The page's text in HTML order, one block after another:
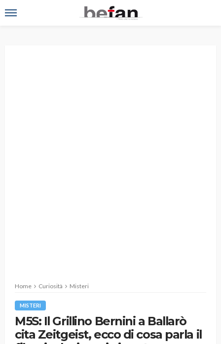
Home Curiosità Misteri
MISTERI
M5S: Il Grillino Bernini a Ballarò
cita Zeitgeist, ecco di cosa parla il